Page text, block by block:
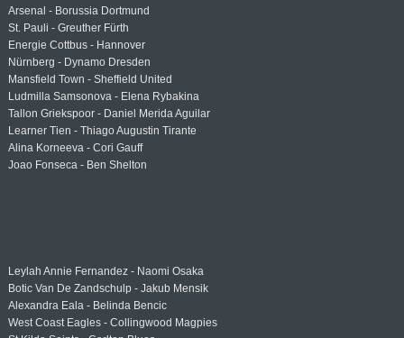
Arsenal - Borussia Dortmund
St. Pauli - Greuther Fürth
Energie Cottbus - Hannover
Nürnberg - Dynamo Dresden
Mansfield Town - Sheffield United
Ludmilla Samsonova - Elena Rybakina
Tallon Griekspoor - Daniel Merida Aguilar
Learner Tien - Thiago Augustin Tirante
Alina Korneeva - Cori Gauff
Joao Fonseca - Ben Shelton
Leylah Annie Fernandez - Naomi Osaka
Botic Van De Zandschulp - Jakub Mensik
Alexandra Eala - Belinda Bencic
West Coast Eagles - Collingwood Magpies